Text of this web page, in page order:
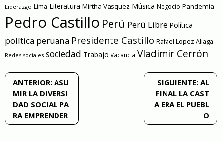
Liderazgo Lima Literatura Mirtha Vasquez Música Negocio Pandemia
Pedro Castillo Perú Perú Libre Política
política peruana Presidente Castillo Rafael Lopez Aliaga
Redes sociales sociedad Trabajo Vacancia Vladimir Cerrón
Navegación
de
entradas
ANTERIOR: ASU
MIR LA DIVERSI
DAD SOCIAL PA
RA EMPRENDER
SIGUIENTE: AL
FINAL LA CAST
A ERA EL PUEBL
O